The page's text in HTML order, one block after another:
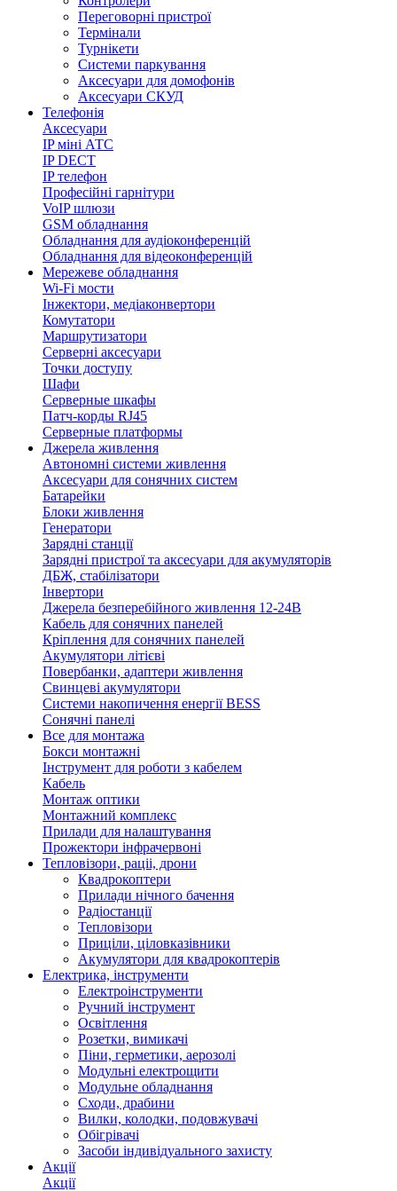
Переговорні пристрої
Термінали
Турнікети
Системи паркування
Аксесуари для домофонів
Аксесуари СКУД
Телефонія
Аксесуари
IP міні АТС
IP DECT
IP телефон
Професійні гарнітури
VoIP шлюзи
GSM обладнання
Обладнання для аудіоконференцій
Обладнання для відеоконференцій
Мережеве обладнання
Wi-Fi мости
Інжектори, медіаконвертори
Комутатори
Маршрутизатори
Серверні аксесуари
Точки доступу
Шафи
Серверные шкафы
Патч-корды RJ45
Серверные платформы
Джерела живлення
Автономні системи живлення
Аксесуари для сонячних систем
Батарейки
Блоки живлення
Генератори
Зарядні станції
Зарядні пристрої та аксесуари для акумуляторів
ДБЖ, стабілізатори
Інвертори
Джерела безперебійного живлення 12-24В
Кабель для сонячних панелей
Кріплення для сонячних панелей
Акумулятори літієві
Повербанки, адаптери живлення
Свинцеві акумулятори
Системи накопичення енергії BESS
Сонячні панелі
Все для монтажа
Бокси монтажні
Інструмент для роботи з кабелем
Кабель
Монтаж оптики
Монтажний комплекс
Прилади для налаштування
Прожектори інфрачервоні
Тепловізори, раціі, дрони
Квадрокоптери
Прилади нічного бачення
Радіостанції
Тепловізори
Приціли, ціловказівники
Акумулятори для квадрокоптерів
Електрика, інструменти
Електроінструменти
Ручний інструмент
Освітлення
Розетки, вимикачі
Піни, герметики, аерозолі
Модульні електрощити
Модульне обладнання
Сходи, драбини
Вилки, колодки, подовжувачі
Обігрівачі
Засоби індивідуального захисту
Акції
Акції